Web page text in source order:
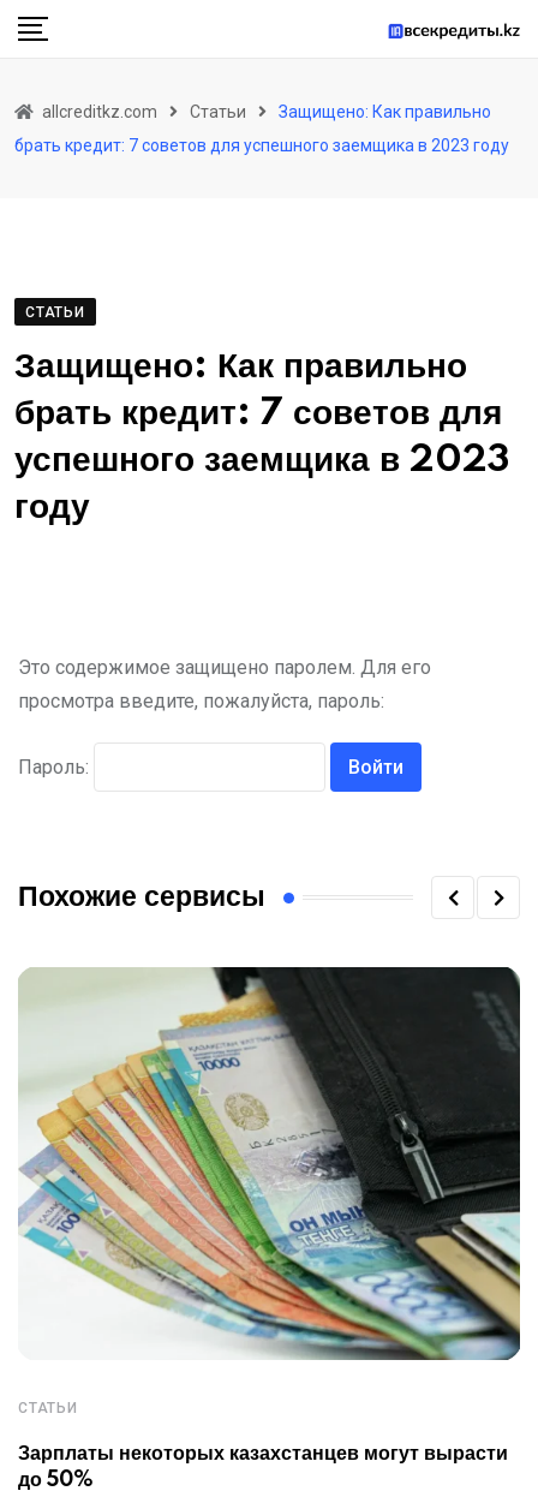
Skip
allcreditkz.com Статьи
Защищено: Как правильно
брать кредит: 7 советов для успешного заемщика в 2023 году
СТАТЬИ
Защищено: Как правильно
брать кредит: 7 советов для
успешного заемщика в 2023
году
Это содержимое защищено паролем. Для его
просмотра введите, пожалуйста, пароль:
Пароль:
Похожие сервисы
СТАТЬИ
Зарплаты некоторых казахстанцев могут вырасти
до 50%